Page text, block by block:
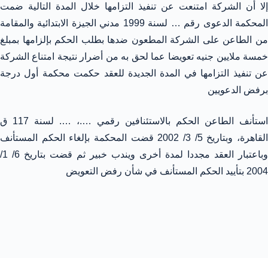
إلا أن الشركة امتنعت عن تنفيذ التزامها خلال المدة التالية ضمت
المحكمة الدعوى رقم … لسنة 1999 مدني الجيزة الابتدائية والمقامة
من الطاعن على الشركة المطعون ضدها بطلب الحكم بإلزامها بمبلغ
خمسة ملايين جنيه تعويضا عما لحق به من أضرار نتيجة امتناع الشركة
عن تنفيذ التزامها في المدة الجديدة للعقد حكمت محكمة أول درجة
برفض الدعويين
استأنف الطاعن الحكم بالاستئنافين رقمي ….، …. لسنة 117 ق
القاهرة، وبتاريخ 5/ 3/ 2002 قضت المحكمة بإلغاء الحكم المستأنف
وباعتبار العقد مجددا لمدة أخرى ويندب خبير ثم قضت بتاريخ 6/ 1/
2004 بتأييد الحكم المستأنف في شأن رفض التعويض